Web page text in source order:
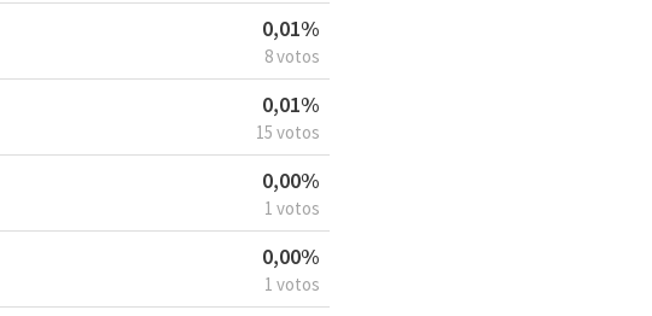
0,01%
8 votos
0,01%
15 votos
0,00%
1 votos
0,00%
1 votos